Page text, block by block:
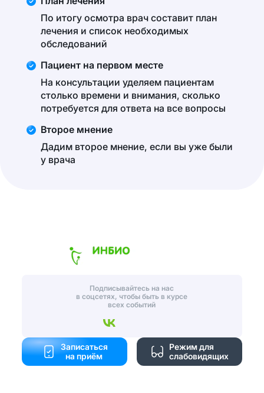
По итогу осмотра врач составит план
лечения и список необходимых
обследований
Пациент на первом месте
На консультации уделяем пациентам
столько времени и внимания, сколько
потребуется для ответа на все вопросы
Второе мнение
Дадим второе мнение, если вы уже были
у врача
Подписывайтесь на нас
в соцсетях, чтобы быть в курсе
всех событий
Режим для
слабовидящих
Записаться
на приём